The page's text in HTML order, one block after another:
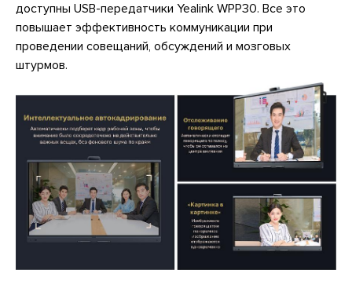
доступны USB-передатчики Yealink WPP30. Все это
повышает эффективность коммуникации при
проведении совещаний, обсуждений и мозговых
штурмов.